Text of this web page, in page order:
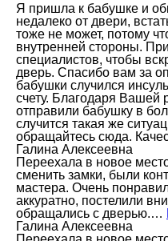
Я пришла к бабушке и
недалеко от двери,
тоже не может, потому
внутренней стороны.
специалистов, чтобы
дверь. Спасибо вам за
бабушки случился
счету. Благодаря Вашей
отправили бабушку в
случится такая же
обращайтесь сюда.
Галина Алексеевна
Переехала в новое
сменить замки, были
мастера. Очень
аккуратно, постелили
обращались с дверью.…
Галина Алексеевна